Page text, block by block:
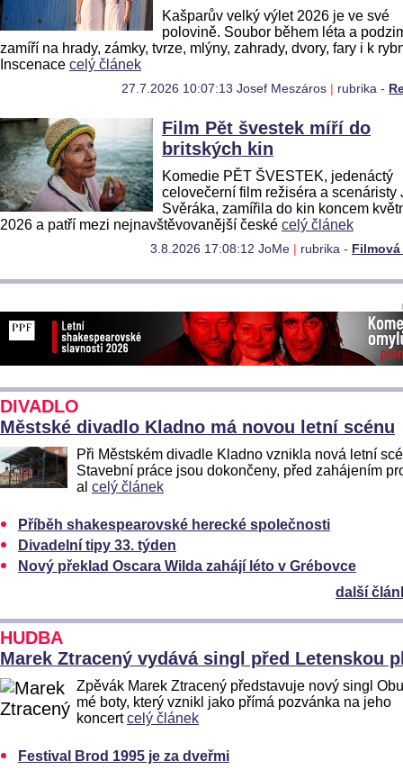
Kašparův velký výlet 2026 je ve své
polovině. Soubor během léta a
zamíří na hrady, zámky, tvrze, mlýny, zahrady, dvory, fary i k
Inscenace celý článek
27.7.2026 10:07:13 Josef Meszáros rubrika -
Film Pět švestek míří do
britských kin
Komedie PĚT ŠVESTEK, jedenáctý
celovečerní film režiséra a scenáristy
Svěráka, zamířila do kin koncem
2026 a patří mezi nejnavštěvovanější české celý článek
3.8.2026 17:08:12 JoMe rubrika -
DIVADLO
Městské divadlo Kladno má novou letní scénu
Při Městském divadle Kladno vznikla nová letní
Stavební práce jsou dokončeny, před zahájením
al celý článek
Příběh shakespearovské herecké společnosti
Divadelní tipy 33. týden
Nový překlad Oscara Wilda zahájí léto v Grébovce
další
HUDBA
Marek Ztracený vydává singl před Letenskou
Zpěvák Marek Ztracený představuje nový singl
mé boty, který vznikl jako přímá pozvánka na jeho
koncertcelý článek
Festival Brod 1995 je za dveřmi